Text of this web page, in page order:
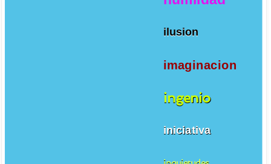
ilusion
imaginacion
ingenio
iniciativa